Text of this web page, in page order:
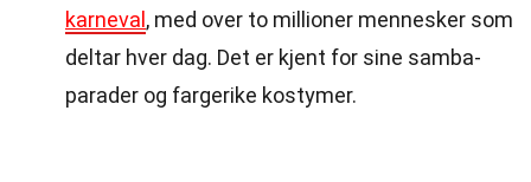
karneval , med over to millioner mennesker som
deltar hver dag. Det er kjent for sine samba-
parader og fargerike kostymer.